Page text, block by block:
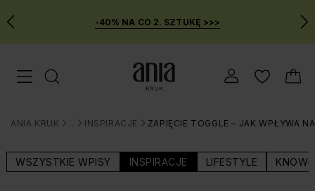
Przejdź
do
MENU
-40% NA CO 2. SZTUKĘ >>>
Menu mobilne
ANIA KRUK
>
BLOG
>
INSPIRACJE
>
ZAPIĘCIE TOGGLE – JAK WPŁYWA
WSZYSTKIE WPISY INSPIRACJE LIFESTYLE KNOW-